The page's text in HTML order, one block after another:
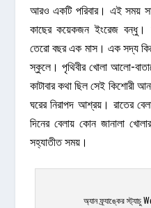
আরও একটি পরিবার। এই সময়
কাছের কয়েকজন ইংরেজ বন্ধু।
তেরো বছর এক মাস। এক সদ্য
স্কুলে। পৃথিবীর খোলা আলো-
কাটাবার কথা ছিল সেই কিশোরী
ঘরের নিরাপদ আশ্রয়। রাতের
দিনের বেলায় কোন জানালা
সহ্যাতীত সময়।
অ্যান ফ্র্যাঙ্কের